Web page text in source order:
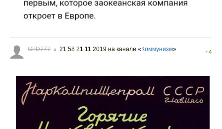
GFD777 ○ 21:58 21.11.2019 на канале « Коммунизм» +4